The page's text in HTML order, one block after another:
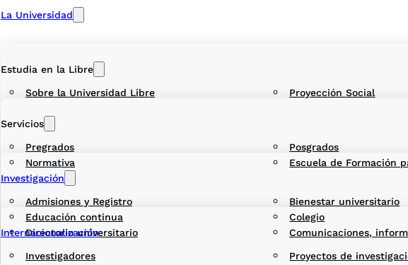
La Universidad
Sobre la Universidad Libre Proyección Social
Normativa Escuela de Formación
Directorio universitario Comunicaciones,
Estudia en la Libre
Pregrados Posgrados
Educación continua Colegio
Servicios
Admisiones y Registro Bienestar universitario
Investigación
Investigadores Proyectos de
Internacionalización